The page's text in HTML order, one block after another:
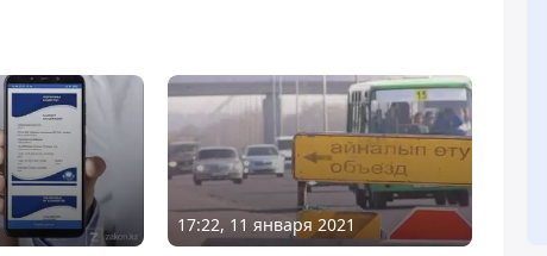
17:22, 11 января 2021